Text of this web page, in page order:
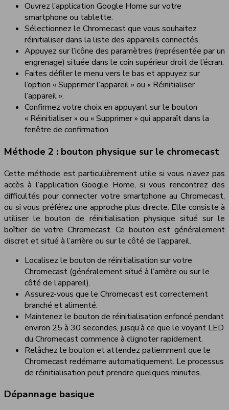
Ouvrez l’application Google Home sur votre
smartphone ou tablette.
Sélectionnez le Chromecast que vous souhaitez
réinitialiser dans la liste des appareils connectés.
Appuyez sur l’icône des paramètres (représentée par un
engrenage) située dans le coin supérieur droit de l’écran.
Faites défiler le menu vers le bas et appuyez sur
l’option « Supprimer l’appareil » ou « Réinitialiser
l’appareil ».
Confirmez votre choix en appuyant sur le bouton
« Réinitialiser » ou « Supprimer » qui apparaît dans la
fenêtre de confirmation.
Méthode 2 : bouton physique sur le chromecast
Cette méthode est particulièrement utile si vous n’avez pas
accès à l’application Google Home, si vous rencontrez des
difficultés pour connecter votre smartphone au Chromecast,
ou si vous préférez une approche plus directe. Elle consiste à
utiliser le bouton de réinitialisation physique situé sur le
boîtier de votre Chromecast. Ce bouton est généralement
discret et situé à l’arrière ou sur le côté de l’appareil.
Localisez le bouton de réinitialisation sur votre
Chromecast (généralement situé à l’arrière ou sur le
côté de l’appareil).
Assurez-vous que le Chromecast est correctement
branché et alimenté.
Maintenez le bouton de réinitialisation enfoncé pendant
environ 25 à 30 secondes, jusqu’à ce que le voyant LED
du Chromecast commence à clignoter rapidement.
Relâchez le bouton et attendez patiemment que le
Chromecast redémarre automatiquement. Le processus
de réinitialisation peut prendre quelques minutes.
Dépannage basique